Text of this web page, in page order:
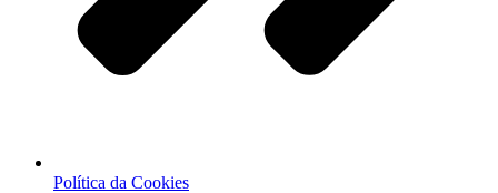
Política da Cookies